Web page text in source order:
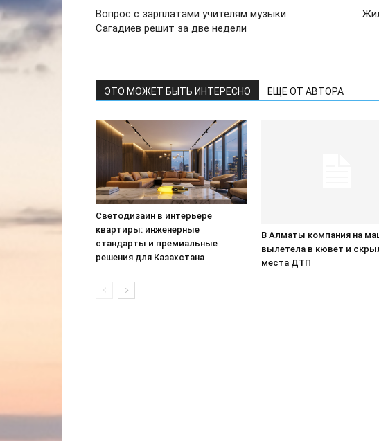
Вопрос с зарплатами учителям музыки
Сагадиев решит за две недели
ЭТО МОЖЕТ БЫТЬ ИНТЕРЕСНО ЕЩЕ ОТ АВТОРА
Светодизайн в интерьере
квартиры: инженерные
стандарты и премиальные
решения для Казахстана
В Алматы компания на
вылетела в кювет и
места ДТП